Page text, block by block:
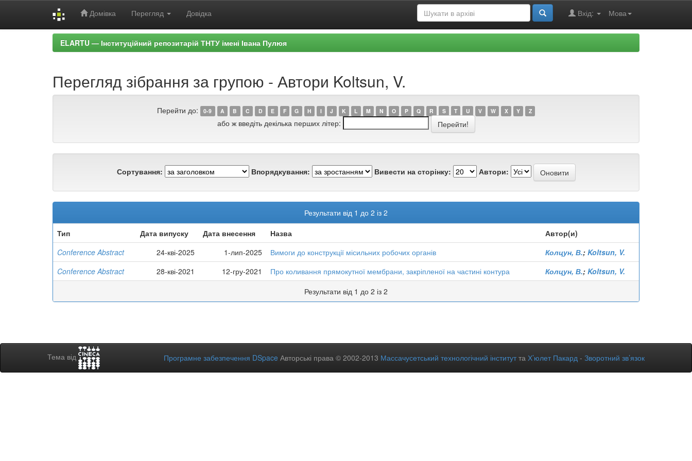
Домівка Перегляд Довідка Мова
Вхід:
ELARTU — Інституційний репозитарій ТНТУ імені Івана Пулюя
Перегляд зібрання за групою - Автори Koltsun, V.
Перейти до: 0-9 A B C D E F G H I J K L M N O P Q R S T U V W X Y Z
або ж введіть декілька перших літер:
Сортування: Впорядкування: Вивести на сторінку: Автори:
Результати від 1 до 2 із 2
Тип
Дата випуску Дата внесення Назва
Автор(и)
Conference Abstract
24-кві-2025 1-лип-2025 Вимоги до конструкції місильних робочих органів Колцун, В.; Koltsun, V.
Conference Abstract
28-кві-2021 12-гру-2021 Про коливання прямокутної мембрани, закріпленої на частині контура Колцун, В.; Koltsun, V.
Результати від 1 до 2 із 2
Тема від Програмне забезпечення DSpace Авторські права © 2002-2013 Массачусетський технологічний інститутта Х’юлет Пакард - Зворотний зв’язок